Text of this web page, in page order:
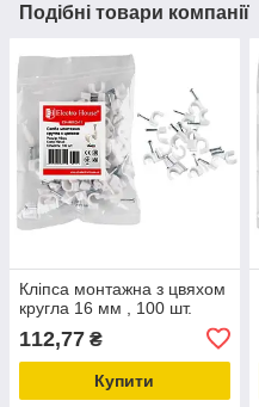
Подібні товари компанії
Кліпса монтажна з цвяхом
кругла 16 мм , 100 шт.
112,77 ₴
Купити